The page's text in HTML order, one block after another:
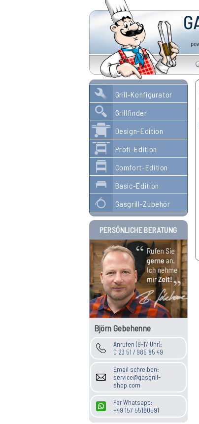
Grill-Konfigurator
Grillfinder
Design-Edition
Profi-Edition
Comfort-Edition
Basic-Edition
Gasgrill-Zubehör
PERSÖNLICHE BERATUNG
Björn Gebehenne
Anrufen (9-17 Uhr):
0 23 51 / 985 85 49
Email schreiben:
service@gasgrill-
shop.com
Per Whatsapp:
+49 157 55180591